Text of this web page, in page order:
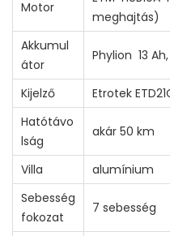
Motor
meghajtás)
Akkumul
átor
Phylion 13
Kijelző
Etrotek
Hatótávo
lság
akár 50 km
Villa
alumínium
Sebesség
fokozat
7 sebesség